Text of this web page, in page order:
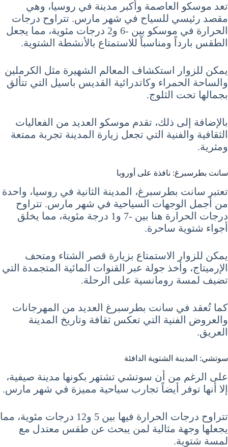
تعد موسكو العاصمة وأكبر مدينة في روسيا، وهي
مقصد رئيسي للسياح في شهر مارس. تتراوح درجات
الحرارة في موسكو بين -6 و2 درجات مئوية، مما يجعل
الطقس بارداً ومناسباً للاستمتاع بالأنشطة الشتوية.
يمكن للزوار استكشاف المعالم الشهيرة مثل الكرملين
والساحة الحمراء وكاتدرائية القديس باسيل التي تتألق
بجمالها تحت الثلوج.
بالإضافة إلى ذلك، تقدم موسكو العديد من الفعاليات
الثقافية والفنية التي تجعل زيارة المدينة تجربة ممتعة
ومثرية.
سانت بطرسبرغ: نافذة على أوروبا
تعتبر سانت بطرسبرغ، المدينة الثانية في روسيا، واحدة
من أجمل الوجهات السياحية في شهر مارس. تتراوح
درجات الحرارة هنا بين -7 و1 درجة مئوية، مما يخلق
أجواء شتوية ساحرة.
يمكن للزوار الاستمتاع بزيارة قصر الشتاء ومتحف
الإرميتاج، وأخذ جولة عبر القنوات المائية المتجمدة التي
تضيف لمسة رومانسية على الرحلة.
كما تُعقد في سانت بطرسبرغ العديد من المهرجانات
والعروض الفنية التي تعكس ثقافة وتاريخ المدينة
العريق.
سوتشي: المدينة الشتوية الدافئة
على الرغم من أن سوتشي تشتهر بكونها مدينة صيفية،
إلا أنها توفر أيضاً تجارب سياحية مميزة في شهر مارس.
تتراوح درجات الحرارة فيها بين 5 و12 درجات مئوية، مما
يجعلها وجهة مثالية لمن يبحث عن طقس معتدل مع
لمسة شتوية.